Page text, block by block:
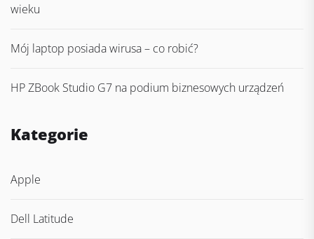
wieku
Mój laptop posiada wirusa – co robić?
HP ZBook Studio G7 na podium biznesowych urządzeń
Kategorie
Apple
Dell Latitude